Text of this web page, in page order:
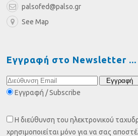
palsofed@palso.gr
See Map
Εγγραφή στο Newsletter
Εγγραφή / Subscribe
Η διεύθυνση του ηλεκτρονικού
χρησιμοποιείται μόνο για να σας